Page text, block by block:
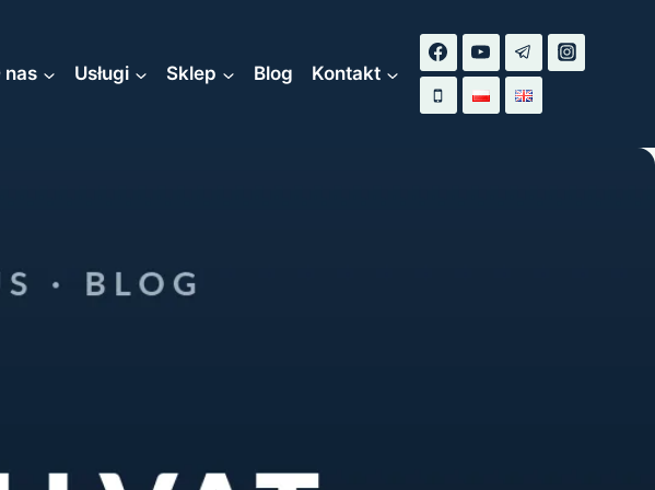
nas Usługi Sklep Blog Kontakt